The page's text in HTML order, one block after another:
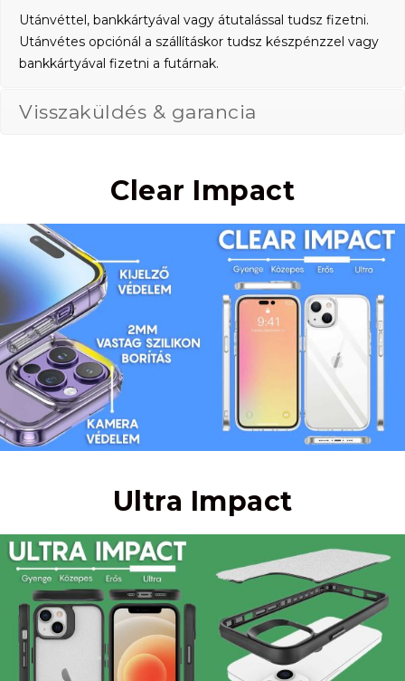
Utánvéttel, bankkártyával vagy átutalással tudsz fizetni.
Utánvétes opciónál a szállításkor tudsz készpénzzel vagy
bankkártyával fizetni a futárnak.
Visszaküldés & garancia
Clear Impact
Ultra Impact